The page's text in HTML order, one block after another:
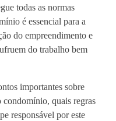
todas as normas
é essencial para a
do empreendimento e
do trabalho bem
importantes sobre
quais regras
responsável por este